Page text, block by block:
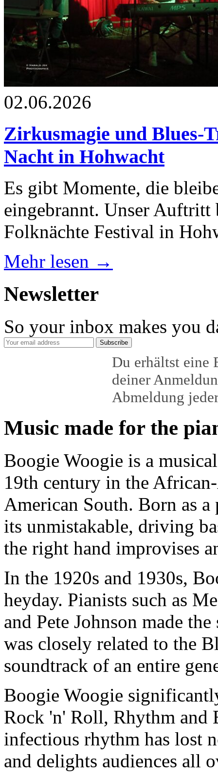
02.06.2026
Zirkusmagie und Blues-
Nacht in Hohwacht
Es gibt Momente, die
eingebrannt. Unser
Folknächte Festival in
Mehr lesen →
Newsletter
So your inbox makes you
Subscribe
Du erhältst eine
deiner
Abmeldung
Music made for the
Boogie Woogie is a
19th century in the
American South. Born as
its unmistakable, driving
the right hand improvises
In the 1920s and 1930s,
heyday. Pianists such as
and Pete Johnson made
was closely related to the
soundtrack of an entire
Boogie Woogie
Rock 'n' Roll, Rhythm and
infectious rhythm has lost
and delights audiences all